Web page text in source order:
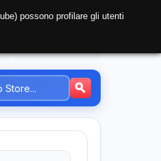
possono profilare gli utenti